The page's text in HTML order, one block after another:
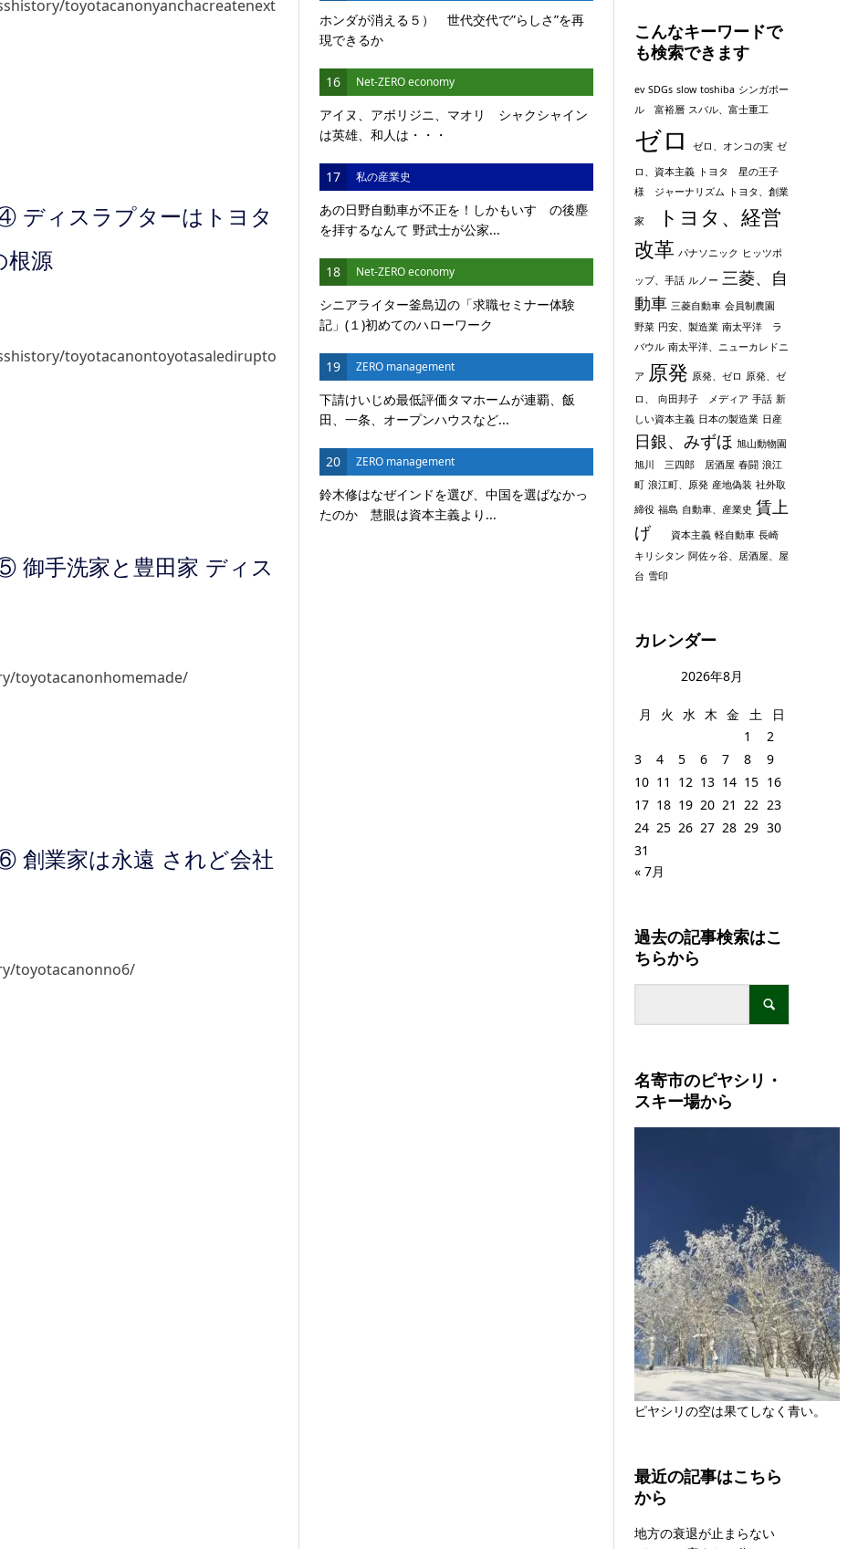
toyotacanonyanchacreatenext
ディスラプターはトヨタ
根源
toyotacanontoyotasaledirupto
御手洗家と豊田家 ディス
toyotacanonhomemade/
創業家は永遠 されど会社
toyotacanonno6/
ホンダが消える５） 世代交代で”らしさ”を再
現できるか
16 Net-ZERO economy
アイヌ、アボリジニ、マオリ シャクシャイン
は英雄、和人は・・・
17 私の産業史
あの日野自動車が不正を！しかもいすゞの後塵
を拝するなんて 野武士が公家...
18 Net-ZERO economy
シニアライター釜島辺の「求職セミナー体験
記」(１)初めてのハローワーク
19 ZERO management
下請けいじめ最低評価タマホームが連覇、飯
田、一条、オープンハウスなど...
20 ZERO management
鈴木修はなぜインドを選び、中国を選ばなかっ
たのか 慧眼は資本主義より...
こんなキーワードで
も検索できます
ev SDGs slow toshiba シンガポー
ル 富裕層 スバル、富士重工
ゼロ ゼロ、オンコの実 ゼ
ロ、資本主義 トヨタ 星の王子
様 ジャーナリズム
トヨタ、創業
家
トヨタ、経営
改革 パナソニック ヒッツポ
ップ、手話 ルノー 三菱、自
動車 三菱自動車 会員制農園
野菜 円安、製造業 南太平洋 ラ
バウル 南太平洋、ニューカレドニ
ア 原発 原発、ゼロ 原発、ゼ
ロ、
向田邦子 メディア 手話 新
しい資本主義 日本の製造業 日産
日銀、みずほ 旭山動物園
旭川 三四郎 居酒屋 春闘 浪江
町 浪江町、原発 産地偽装 社外取
締役 福島 自動車、産業史 賃上
げ
資本主義 軽自動車 長崎
キリシタン 阿佐ヶ谷、居酒屋、屋
台 雪印
カレンダー
2026年8月
月 火 水 木 金 土
日
1
2
3
4 5 6 7 8
9
10 11 12 13 14 15 16
17 18 19 20 21 22 23
24 25 26 27 28 29 30
31
« 7月
過去の記事検索はこ
ちらから
名寄市のピヤシリ・
スキー場から
ピヤシリの空は果てしなく青い。
最近の記事はこちら
から
地方の衰退が止まらない